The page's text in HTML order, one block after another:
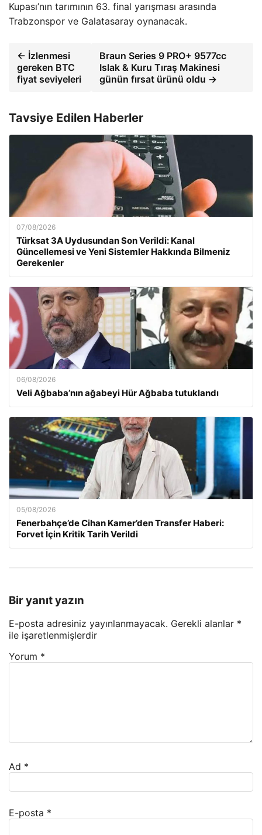
Kupası’nın tarımının 63. final yarışması arasında
Trabzonspor ve Galatasaray oynanacak.
← İzlenmesi
gereken BTC
fiyat seviyeleri
Braun Series 9 PRO+ 9577cc
Islak & Kuru Tıraş Makinesi
günün fırsat ürünü oldu →
Tavsiye Edilen Haberler
07/08/2026
Türksat 3A Uydusundan Son Verildi: Kanal
Güncellemesi ve Yeni Sistemler Hakkında Bilmeniz
Gerekenler
06/08/2026
Veli Ağbaba’nın ağabeyi Hür Ağbaba tutuklandı
05/08/2026
Fenerbahçe’de Cihan Kamer’den Transfer Haberi:
Forvet İçin Kritik Tarih Verildi
Bir yanıt yazın
E-posta adresiniz yayınlanmayacak. Gerekli alanlar *
ile işaretlenmişlerdir
Yorum *
Ad *
E-posta *